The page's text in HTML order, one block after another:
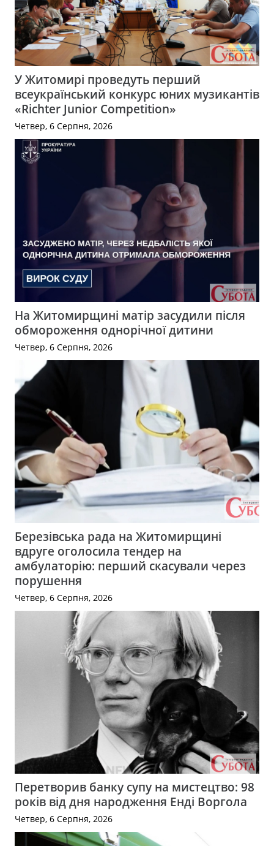
У Житомирі проведуть перший
всеукраїнський конкурс юних музикантів
«Richter Junior Competition»
Четвер, 6 Серпня, 2026
На Житомирщині матір засудили після
обмороження однорічної дитини
Четвер, 6 Серпня, 2026
Березівська рада на Житомирщині
вдруге оголосила тендер на
амбулаторію: перший скасували через
порушення
Четвер, 6 Серпня, 2026
Перетворив банку супу на мистецтво: 98
років від дня народження Енді Воргола
Четвер, 6 Серпня, 2026